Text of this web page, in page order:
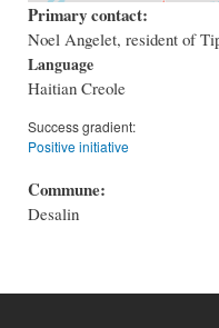
Primary contact:
Noel Angelet, resident of
Language
Haitian Creole
Success gradient:
Positive initiative
Commune:
Desalin